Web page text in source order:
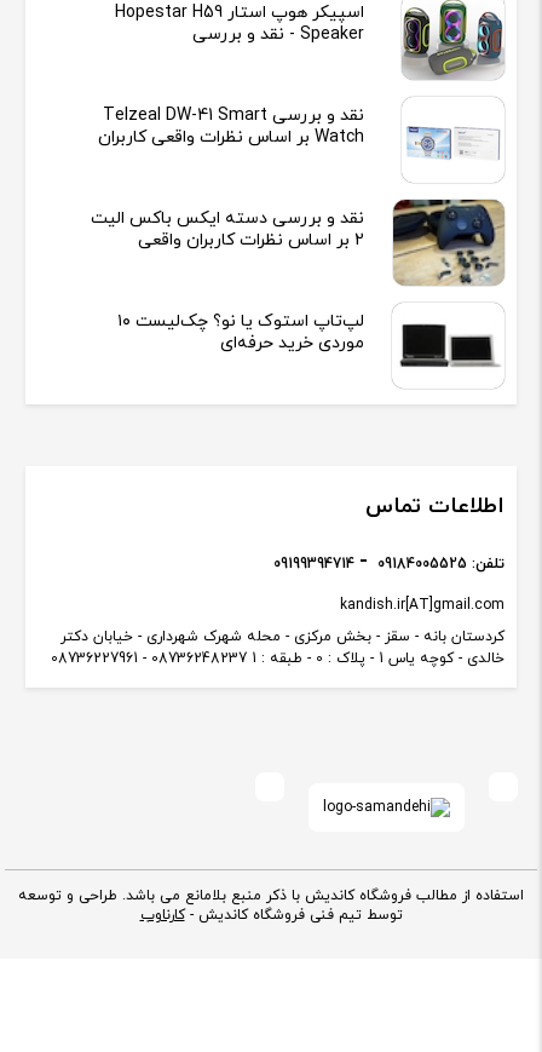
اسپیکر هوپ استار Hopestar H59
Speaker - نقد و بررسی
نقد و بررسی Telzeal DW-41 Smart
Watch بر اساس نظرات واقعی کاربران
نقد و بررسی دسته ایکس باکس الیت
2 بر اساس نظرات کاربران واقعی
لپ‌تاپ استوک یا نو؟ چک‌لیست ۱۰
موردی خرید حرفه‌ای
اطلاعات تماس
کردستان بانه - سقز - بخش مرکزی - محله شهرک شهرداری - خیابان دکتر
خالدی - کوچه یاس 1 - پلاک : 0 - طبقه : 1 08736248237 - 08736227961
kandish.ir[AT]gmail.com
تلفن: 09184005525
09199394714
استفاده از مطالب فروشگاه کاندیش با ذکر منبع بلامانع می باشد. طراحی و توسعه
توسط تیم فنی فروشگاه کاندیش -کارناوب